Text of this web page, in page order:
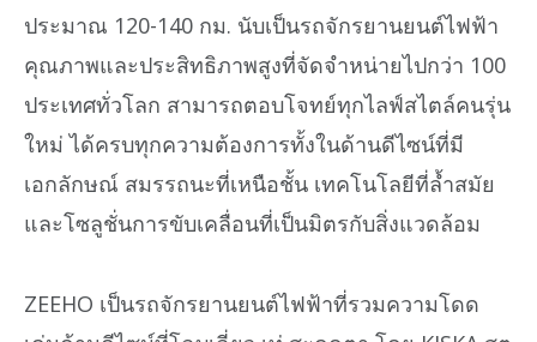
ประมาณ 120-140 กม. นับเป็นรถจักรยานยนต์ไฟฟ้า
คุณภาพและประสิทธิภาพสูงที่จัดจำหน่ายไปกว่า 100
ประเทศทั่วโลก สามารถตอบโจทย์ทุกไลฟ์สไตล์คนรุ่น
ใหม่ ได้ครบทุกความต้องการทั้งในด้านดีไซน์ที่มี
เอกลักษณ์ สมรรถนะที่เหนือชั้น เทคโนโลยีที่ล้ำสมัย
และโซลูชั่นการขับเคลื่อนที่เป็นมิตรกับสิ่งแวดล้อม
ZEEHO เป็นรถจักรยานยนต์ไฟฟ้าที่รวมความโดด